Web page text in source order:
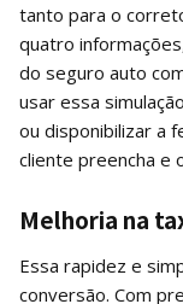
tanto para o
quatro
do seguro auto
usar essa
ou disponibilizar a
cliente preencha e
Melhoria na
Essa rapidez e
conversão. Com